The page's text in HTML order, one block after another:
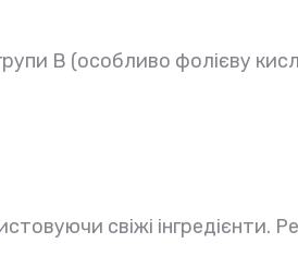
B (особливо фолієву
свіжі